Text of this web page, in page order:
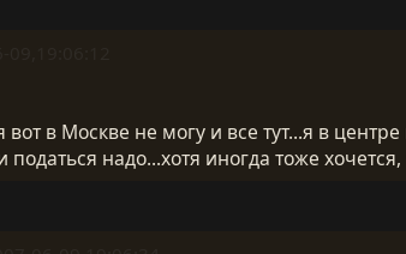
вот в Москве не могу и все тут...я в
податься надо...хотя иногда тоже